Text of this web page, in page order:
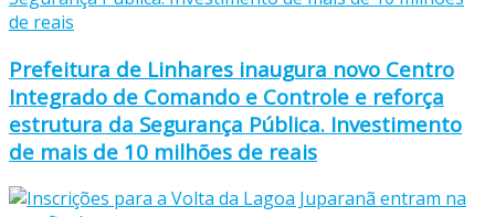
Prefeitura de Linhares inaugura novo Centro
Integrado de Comando e Controle e reforça
estrutura da Segurança Pública. Investimento
de mais de 10 milhões de reais